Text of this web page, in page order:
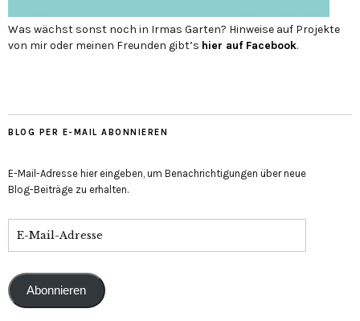
Was wächst sonst noch in Irmas Garten? Hinweise auf Projekte
von mir oder meinen Freunden gibt’s hier auf Face­book.
BLOG PER E-MAIL ABONNIEREN
E-Mail-Adresse hier eingeben, um Benachrichtigungen über neue
Blog-Beiträge zu erhalten.
Abonnieren